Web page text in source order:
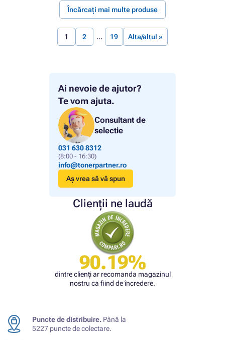
Ai nevoie de ajutor?
Te vom ajuta.
Consultant de
selectie
031 630 8312
(8:00 - 16:30)
info@tonerpartner.ro
Aș vrea să vă spun
Clienții ne laudă
90.19%
dintre clienți ar recomanda magazinul
nostru ca fiind de încredere.
Încărcați mai multe produse
1 2 19 Alta/altul »
Puncte de distribuire. Până la
5227 puncte de colectare.